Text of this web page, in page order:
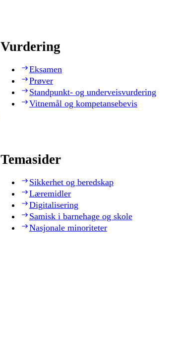
Vurdering
Eksamen
Prøver
Standpunkt- og underveisvurdering
Vitnemål og kompetansebevis
Temasider
Sikkerhet og beredskap
Læremidler
Digitalisering
Samisk i barnehage og skole
Nasjonale minoriteter